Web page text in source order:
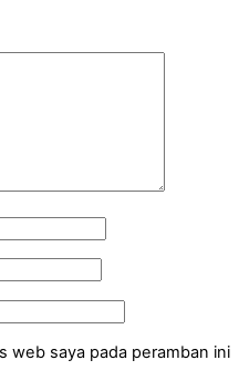
web saya pada peramban ini